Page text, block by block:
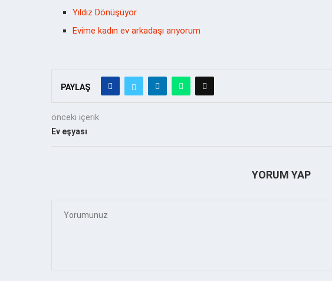
Yıldız Dönüşüyor
Evime kadın ev arkadaşı arıyorum
PAYLAŞ
önceki içerik
Ev eşyası
YORUM YAP